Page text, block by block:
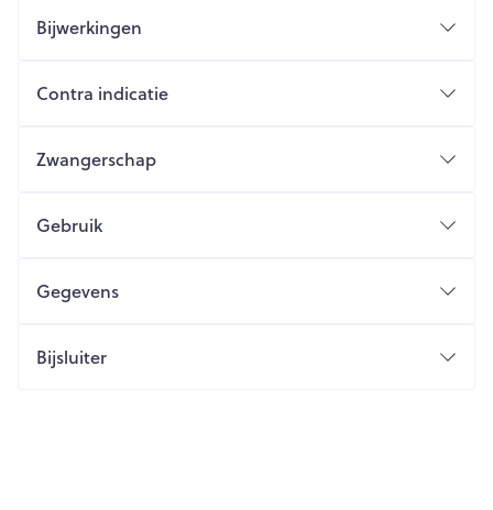
Bijwerkingen
Contra indicatie
Zwangerschap
Gebruik
Gegevens
Bijsluiter